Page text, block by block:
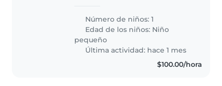
busca de alguien que nos ayude
a cuidar a un angelito de 9
meses unos 3 o 4 días a la
semana y le..
Número de niños: 1
Edad de los niños: Niño
pequeño
Última actividad: hace 1 mes
$100.00/hora